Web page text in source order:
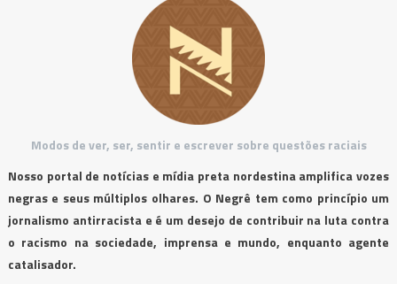
Modos de ver, ser, sentir e escrever sobre questões raciais
Nosso portal de notícias e mídia preta nordestina amplifica vozes
negras e seus múltiplos olhares. O Negrê tem como princípio um
jornalismo antirracista e é um desejo de contribuir na luta contra
o racismo na sociedade, imprensa e mundo, enquanto agente
catalisador.